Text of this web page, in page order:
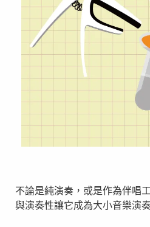
不論是純演奏，或是作為伴唱
與演奏性讓它成為大小音樂演